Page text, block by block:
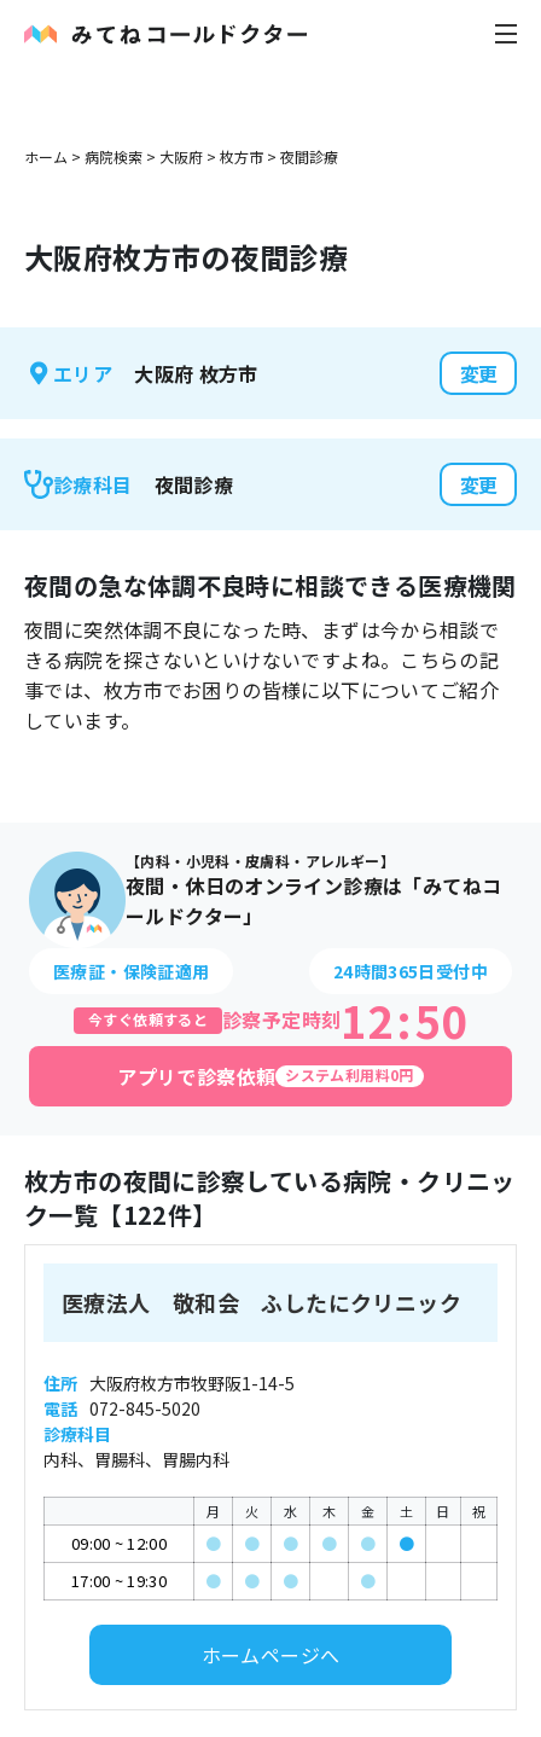
内科
花粉症
感染症
よくあるご質問
ホーム > 病院検索 > 大阪府 > 枚方市 > 夜間診療
大阪府枚方市の夜間診療
エリア 大阪府 枚方市 変更
診療科目 夜間診療 変更
夜間の急な体調不良時に相談できる医療機関
夜間に突然体調不良になった時、まずは今から相談で
きる病院を探さないといけないですよね。こちらの記
事では、 枚方市でお困りの皆様に以下についてご紹介
しています。
【内科・小児科・皮膚科・アレルギー】
夜間・休日のオンライン診療は「みてねコ
ールドクター」
医療証・保険証適用 24時間365日受付中
今すぐ依頼すると 診察予定時刻12:50
アプリで診察依頼 システム利用料0円
枚方市の夜間に診察している病院・クリニッ
ク一覧【122件】
医療法人 敬和会 ふしたにクリニック
住所 大阪府枚方市牧野阪1-14-5
電話 072-845-5020
診療科目
内科、胃腸科、胃腸内科
月 火 水 木 金 土 日 祝
09:00 ~12:00 ● ● ● ● ●
●
17:00 ~19:30 ● ● ● ●
ホームページへ